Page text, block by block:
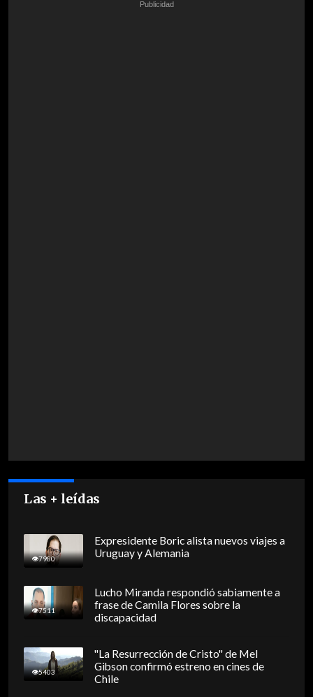
Las + leídas
7980
Expresidente Boric alista nuevos viajes a
Uruguay y Alemania
7511
Lucho Miranda respondió sabiamente a
frase de Camila Flores sobre la
discapacidad
5403
"La Resurrección de Cristo" de Mel
Gibson confirmó estreno en cines de
Chile